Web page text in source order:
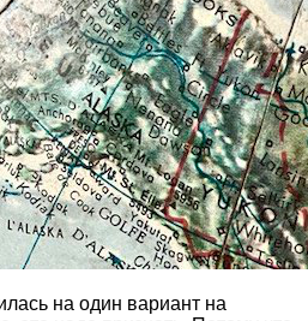
на один вариант на